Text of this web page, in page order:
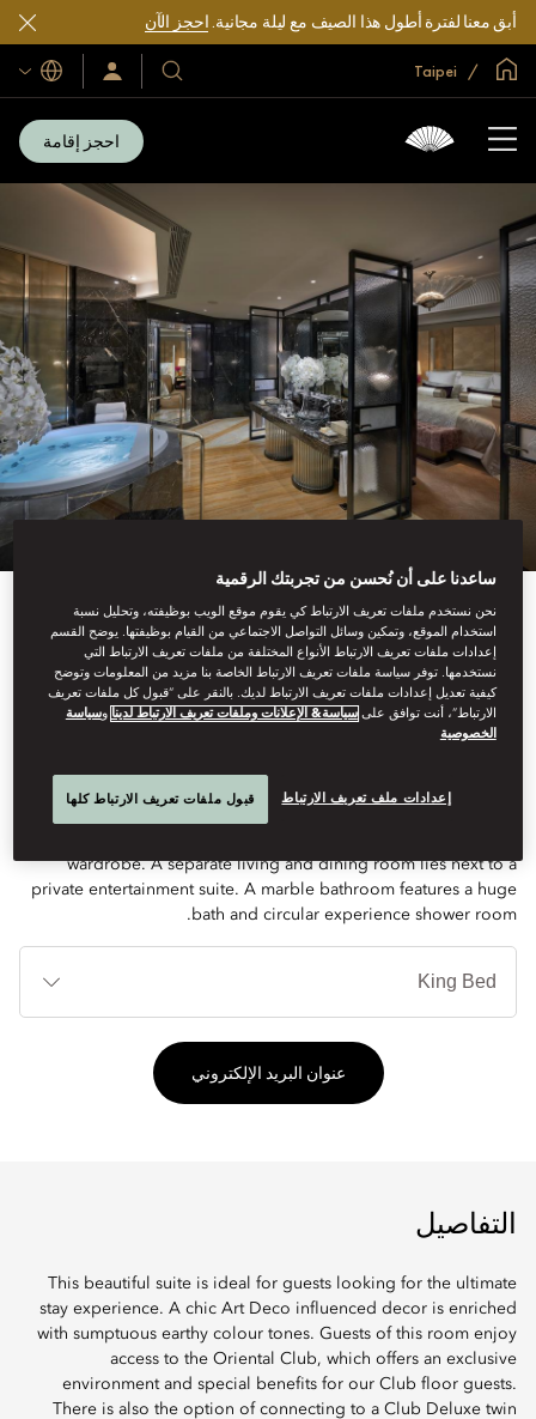
أبق معنا لفترة أطول هذا الصيف مع ليلة مجانية.احجز الآن
الصفحة الرئيسية العالمية
فنادقنا
ومنتجعاتنا
سجّل
الدخول/
اللغات
احجز إقامة
See All Rooms
MANDARIN SUITE
wardrobe. A separate living and dining room lies next to a
private entertainment suite. A marble bathroom features a huge
bath and circular experience shower room.
عنوان البريد الإلكتروني
التفاصيل
This beautiful suite is ideal for guests looking for the ultimate
stay experience. A chic Art Deco influenced decor is enriched
with sumptuous earthy colour tones. Guests of this room enjoy
access to the Oriental Club, which offers an exclusive
environment and special benefits for our Club floor guests.
There is also the option of connecting to a Club Deluxe twin
ساعدنا على أن نُحسن من تجربتك الرقمية
نحن نستخدم ملفات تعريف الارتباط كي يقوم موقع الويب بوظيفته، وتحليل نسبة
استخدام الموقع، وتمكين وسائل التواصل الاجتماعي من القيام بوظيفتها. يوضح القسم
إعدادات ملفات تعريف الارتباط الأنواع المختلفة من ملفات تعريف الارتباط التي
نستخدمها. توفر سياسة ملفات تعريف الارتباط الخاصة بنا مزيد من المعلومات وتوضح
كيفية تعديل إعدادات ملفات تعريف الارتباط لديك. بالنقر على “قبول كل ملفات تعريف
الارتباط”، أنت توافق علىسياسة& الإعلانات وملفات تعريف الارتباط لدينا وسياسة
الخصوصية
إعدادات ملف تعريف الارتباط قبول ملفات تعريف الارتباط كلها